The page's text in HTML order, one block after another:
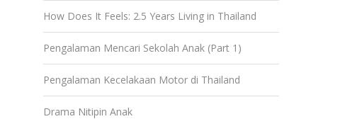
How Does It Feels: 2.5 Years Living in Thailand
Pengalaman Mencari Sekolah Anak (Part 1)
Pengalaman Kecelakaan Motor di Thailand
Drama Nitipin Anak